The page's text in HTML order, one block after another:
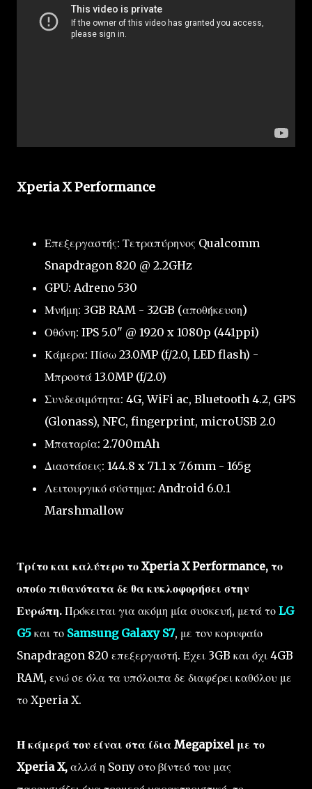
Xperia X Performance
Επεξεργαστής: Τετραπύρηνος Qualcomm
Snapdragon 820 @ 2.2GHz
GPU: Adreno 530
Μνήμη: 3GB RAM - 32GB (αποθήκευση)
Οθόνη: IPS 5.0" @ 1920 x 1080p (441ppi)
Κάμερα: Πίσω 23.0MP (f/2.0, LED flash) -
Μπροστά 13.0MP (f/2.0)
Συνδεσιμότητα: 4G, WiFi ac, Bluetooth 4.2, GPS
(Glonass), NFC, fingerprint, microUSB 2.0
Μπαταρία: 2.700mAh
Διαστάσεις: 144.8 x 71.1 x 7.6mm - 165g
Λειτουργικό σύστημα: Android 6.0.1
Marshmallow
Τρίτο και καλύτερο το Xperia X Performance, το
οποίο πιθανότατα δε θα κυκλοφορήσει στην
Ευρώπη. Πρόκειται για ακόμη μία συσκευή, μετά το LG
G5 και το Samsung Galaxy S7, με τον κορυφαίο
Snapdragon 820 επεξεργαστή. Έχει 3GB και όχι 4GB
RAM, ενώ σε όλα τα υπόλοιπα δε διαφέρει καθόλου με
το Xperia X.
Η κάμερά του είναι στα ίδια Megapixel με το
Xperia X, αλλά η Sony στο βίντεό του μας